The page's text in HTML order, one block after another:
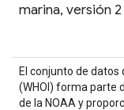
marina, versión 2
El conjunto de
(WHOI) forma parte
de la NOAA y